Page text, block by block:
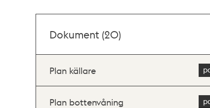
Dokument (20)
Plan källare
Plan bottenvåning